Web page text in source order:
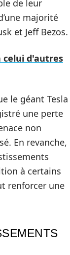
de leur
majorité
et Jeff Bezos.
celui d'autres
le géant Tesla
une perte
non
En revanche,
à certains
renforcer une